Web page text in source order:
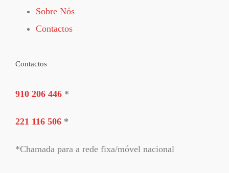
Sobre Nós
Contactos
Contactos
910 206 446 *
221 116 506 *
*Chamada para a rede fixa/móvel nacional